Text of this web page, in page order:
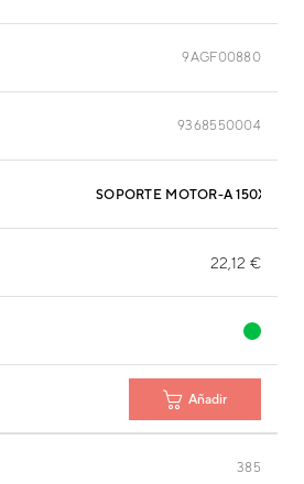
9AGF00880
9368550004
SOPORTE MOTOR-A
22,12 €
Añadir
385